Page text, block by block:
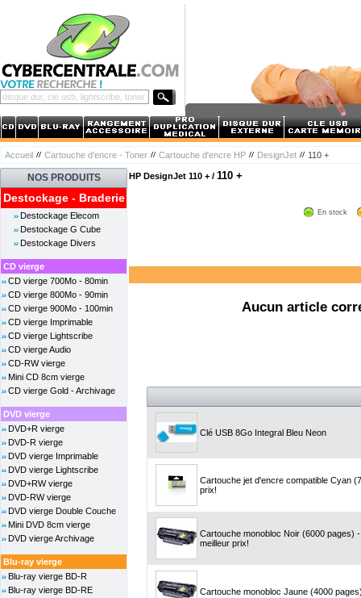
Accueil Cartouche d'encre - Toner Cartouche d'encre HP DesignJet 110 +
NOS PRODUITS
Destockage - Braderie
Destockage Elecom
Destockage G Cube
Destockage Divers
CD vierge
CD vierge 700Mo - 80min
CD vierge 800Mo - 90min
CD vierge 900Mo - 100min
CD vierge Imprimable
CD vierge Lightscribe
CD vierge Audio
CD-RW vierge
Mini CD 8cm vierge
CD vierge Gold - Archivage
DVD vierge
DVD+R vierge
DVD-R vierge
DVD vierge Imprimable
DVD vierge Lightscribe
DVD+RW vierge
DVD-RW vierge
DVD vierge Double Couche
Mini DVD 8cm vierge
DVD vierge Archivage
Blu-ray vierge
Blu-ray vierge BD-R
Blu-ray vierge BD-RE
HP DesignJet 110 + / 110 +
En stock
Aucun article
Clé USB 8Go Integral Bleu Neon
Cartouche jet d'encre compatible Cyan
prix!
Cartouche monobloc Noir (6000 pages)
meilleur prix!
Cartouche monobloc Jaune (4000